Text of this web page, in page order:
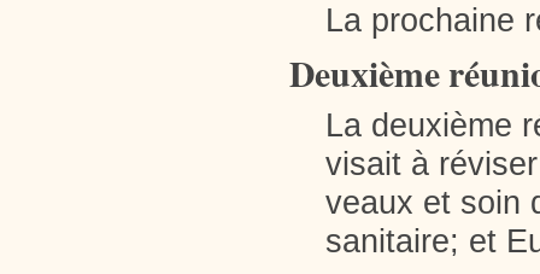
La prochaine
Deuxième
La deuxième
visait à
veaux et soin
sanitaire; et